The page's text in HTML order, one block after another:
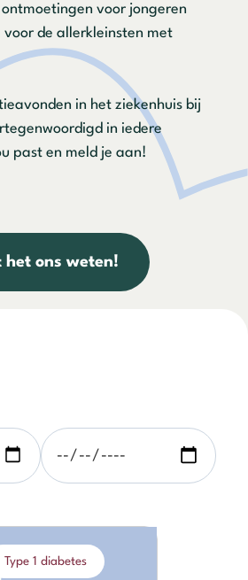
voor jongeren
voor de allerkleinsten met
in het ziekenhuis bij
in iedere
past en meld je aan!
het ons weten!
Type 1 diabetes